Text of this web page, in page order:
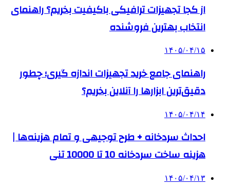
از کجا تجهیزات ترافیکی باکیفیت بخریم؟ راهنمای
انتخاب بهترین فروشنده
۱۴۰۵/۰۴/۱۵
راهنمای جامع خرید تجهیزات اندازه گیری؛ چطور
دقیق‌ترین ابزارها را آنلاین بخریم؟
۱۴۰۵/۰۴/۱۴
احداث سردخانه + طرح توجیهی و تمام هزینه‌ها |
هزینه ساخت سردخانه 10 تا 10000 تنی
۱۴۰۵/۰۴/۱۳